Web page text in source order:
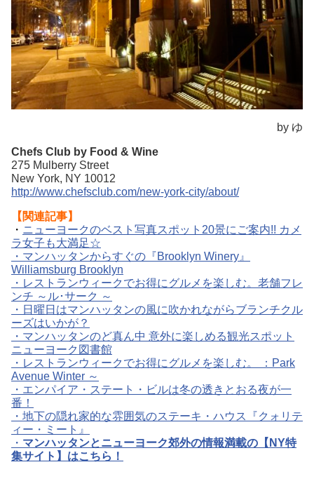
by ゆ
Chefs Club by Food & Wine
275 Mulberry Street
New York, NY 10012
http://www.chefsclub.com/new-york-city/about/
【関連記事】
・ ニューヨークのベスト写真スポット20景にご案内!! カメ
ラ女子も大満足☆
・マンハッタンからすぐの『Brooklyn Winery』
Williamsburg Brooklyn
・レストランウィークでお得にグルメを楽しむ。老舗フレ
ンチ ～ル･サーク ～
・日曜日はマンハッタンの風に吹かれながらブランチクル
ーズはいかが？
・マンハッタンのど真ん中 意外に楽しめる観光スポット
ニューヨーク図書館
・レストランウィークでお得にグルメを楽しむ。 ：Park
Avenue Winter ～
・エンパイア・ステート・ビルは冬の透きとおる夜が一
番！
・地下の隠れ家的な雰囲気のステーキ・ハウス『クォリテ
ィー・ミート』
・ マンハッタンとニューヨーク郊外の情報満載の【NY特
集サイト】はこちら！